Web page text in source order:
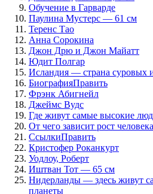
Обучение в Гарварде
Паулина Мустерс — 61 см
Теренс Тао
Анна Сорокина
Джон Дрю и Джон Майатт
Юдит Полгар
Исландия — страна суровых
БиографияПравить
Фрэнк Абигнейл
Джеймс Вудс
Где живут самые высокие
От чего зависит рост человека
СсылкиПравить
Кристофер Роканкурт
Уодлоу, Роберт
Иштван Тот — 65 см
Нидерланды — здесь живут
планеты